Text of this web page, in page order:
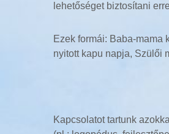
lehetőséget biztosítani
Ezek formái: Baba-mama
nyitott kapu napja, Szülői
Kapcsolatot tartunk